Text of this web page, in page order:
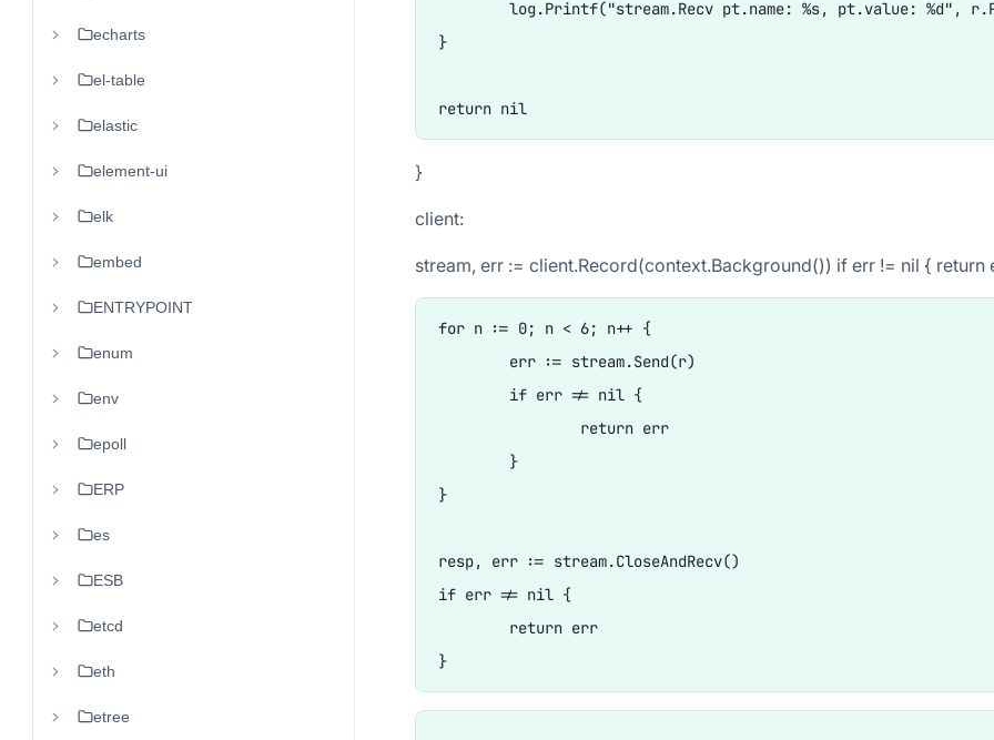
echarts
el-table
elastic
element-ui
elk
embed
ENTRYPOINT
enum
env
epoll
ERP
es
ESB
etcd
eth
etree
}
return nil
}
client:
stream, err := client.Record(context.Background()) if err != nil { return
for n := 0; n < 6; n++ {
}
resp, err := stream.CloseAndRecv()
if err != nil {
}